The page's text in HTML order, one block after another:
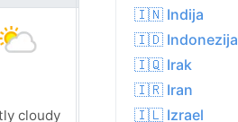
cloudy Sunny
🇮🇳 Indija
🇮🇩 Indonezija
🇮🇶 Irak
🇮🇷 Iran
🇮🇱 Izrael